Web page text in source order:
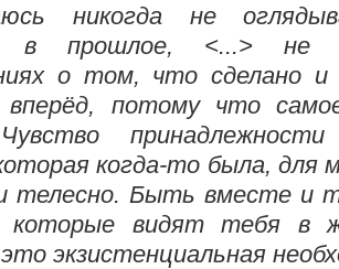
никогда не
в прошлое, <...> не
о том, что сделано
вперёд, потому что
когда-то была, для
телесно. Быть вместе и
которые видят тебя в
это экзистенциальная